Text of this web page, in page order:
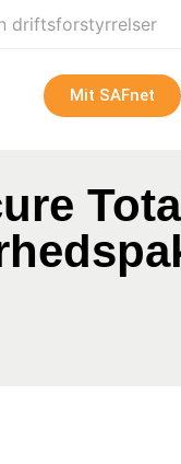
driftsforstyrrelser
Mit SAFnet